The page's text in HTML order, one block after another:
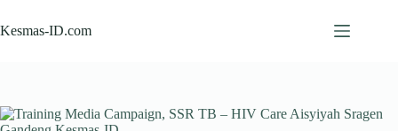
to
content
Kesmas-ID.com